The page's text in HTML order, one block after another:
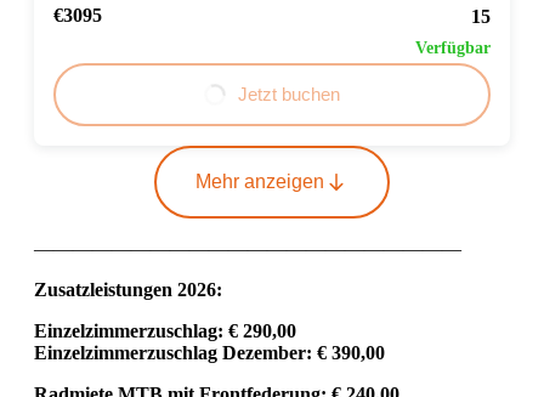
€3095 15
Verfügbar
Jetzt buchen
Mehr anzeigen
——————————————————————
Zusatzleistungen 2026:
Einzelzimmerzuschlag: € 290,00
Einzelzimmerzuschlag Dezember: € 390,00